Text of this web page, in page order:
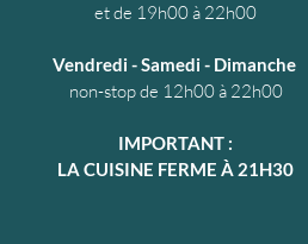
et de 19h00 à 22h00
Vendredi - Samedi - Dimanche
non-stop de 12h00 à 22h00
IMPORTANT :
LA CUISINE FERME À 21H30